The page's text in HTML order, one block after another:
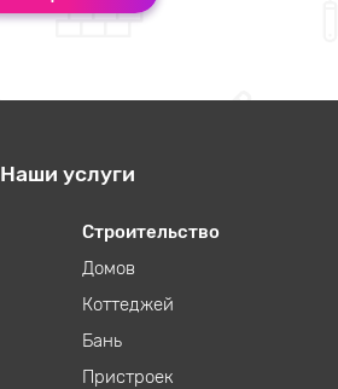
Наши услуги
Строительство
Домов
Коттеджей
Бань
Пристроек